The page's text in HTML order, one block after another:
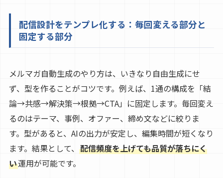
配信設計をテンプレ化する：毎回変える部分と
固定する部分
メルマガ自動生成のやり方は、いきなり自由生成にせ
ず、型を作ることがコツです。例えば、1通の構成を「結
論→共感→解決策→根拠→CTA」に固定します。毎回変え
るのはテーマ、事例、オファー、締め文などに絞りま
す。型があると、AIの出力が安定し、編集時間が短くなり
ます。結果として、 配信頻度を上げても品質が落ちにく
い運用が可能です。